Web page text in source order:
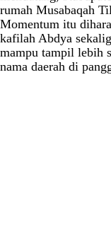
rumah Musabaqah
Momentum itu
kafilah Abdya
mampu tampil lebih
nama daerah di